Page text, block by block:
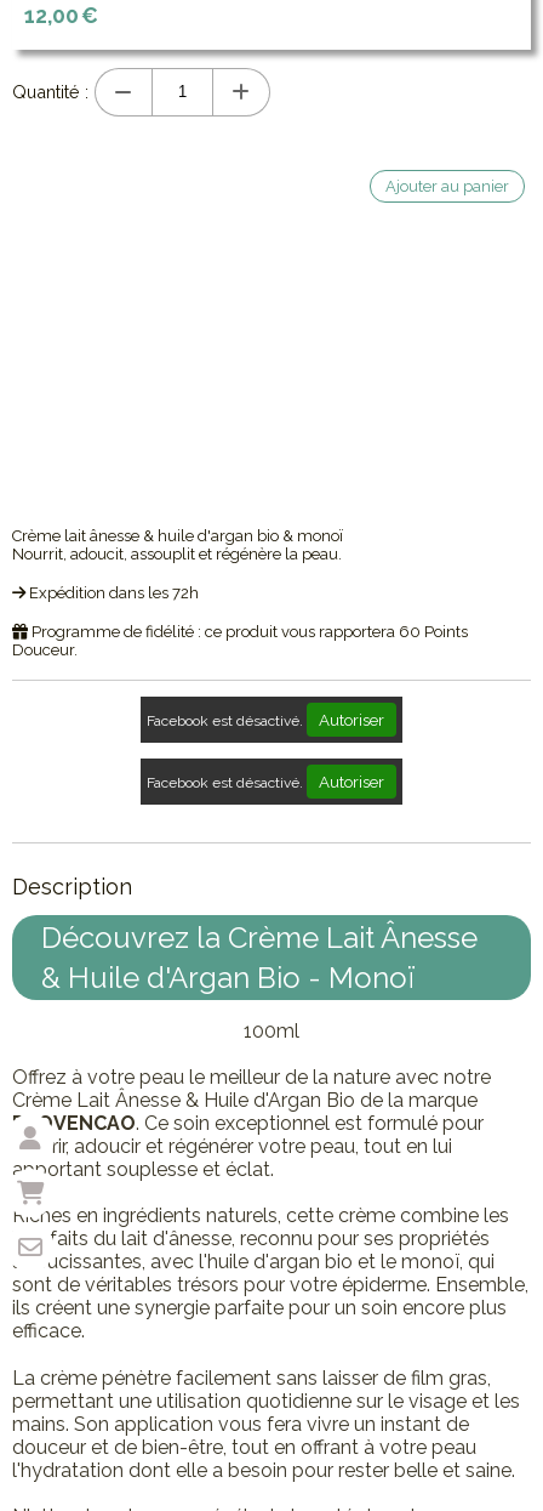
12,00€
Quantité :
Ajouter au panier
Crème lait ânesse & huile d'argan bio & monoï
Nourrit, adoucit, assouplit et régénère la peau.
Expédition dans les 72h
Programme de fidélité : ce produit vous rapportera 60 Points
Douceur.
Facebook est désactivé. Autoriser
Facebook est désactivé. Autoriser
Description
Découvrez la Crème Lait Ânesse
& Huile d'Argan Bio - Monoï
100ml
Offrez à votre peau le meilleur de la nature avec notre
Crème Lait Ânesse & Huile d'Argan Bio de la marque
PROVENCAO. Ce soin exceptionnel est formulé pour
nourrir, adoucir et régénérer votre peau, tout en lui
apportant souplesse et éclat.
Riches en ingrédients naturels, cette crème combine les
bienfaits du lait d'ânesse, reconnu pour ses propriétés
adoucissantes, avec l'huile d'argan bio et le monoï, qui
sont de véritables trésors pour votre épiderme. Ensemble,
ils créent une synergie parfaite pour un soin encore plus
efficace.
La crème pénètre facilement sans laisser de film gras,
permettant une utilisation quotidienne sur le visage et les
mains. Son application vous fera vivre un instant de
douceur et de bien-être, tout en offrant à votre peau
l'hydratation dont elle a besoin pour rester belle et saine.